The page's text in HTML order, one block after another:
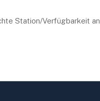
Station/Verfügbarkeit an